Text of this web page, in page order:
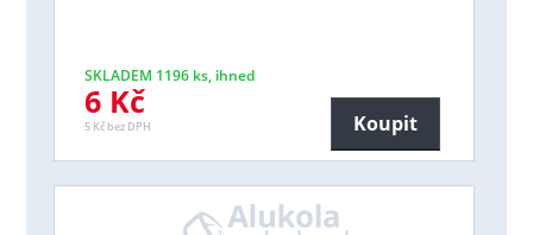
SKLADEM 1196 ks, ihned
6 Kč
5 Kč bez DPH Koupit